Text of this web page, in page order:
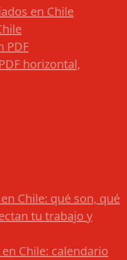
en Chile
PDF
horizontal,
Chile: qué son, qué
tu trabajo y
Chile: calendario